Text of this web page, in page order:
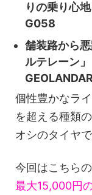
りの乗り心
G058
舗装路から
ルテレーン
個性豊かなラ
を超える種類
オシのタイヤで
今回はこちらの
最大15,000円